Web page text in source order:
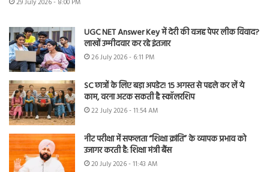
29 July 2026 - 8:00 PM
UGC NET Answer Key में देरी की वजह पेपर लीक विवाद?
लाखों उम्मीदवार कर रहे इंतजार
26 July 2026 - 6:11 PM
SC छात्रों के लिए बड़ा अपडेट! 15 अगस्त से पहले कर लें ये
काम, वरना अटक सकती है स्कॉलरशिप
22 July 2026 - 11:54 AM
नीट परीक्षा में सफलता “शिक्षा क्रांति” के व्यापक प्रभाव को
उजागर करती है: शिक्षा मंत्री बैंस
20 July 2026 - 11:43 AM